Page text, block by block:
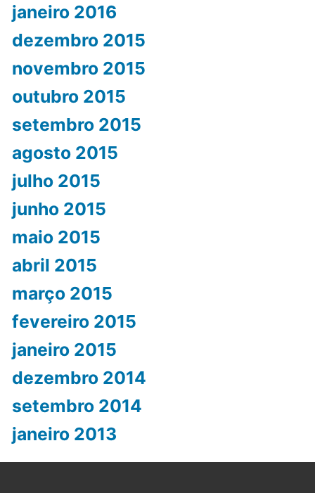
janeiro 2016
dezembro 2015
novembro 2015
outubro 2015
setembro 2015
agosto 2015
julho 2015
junho 2015
maio 2015
abril 2015
março 2015
fevereiro 2015
janeiro 2015
dezembro 2014
setembro 2014
janeiro 2013